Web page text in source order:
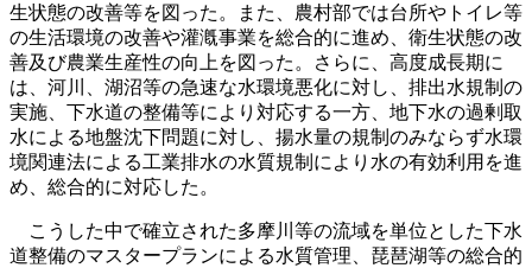
生状態の改善等を図った。また、農村部では台所やトイレ等
の生活環境の改善や灌漑事業を総合的に進め、衛生状態の改
善及び農業生産性の向上を図った。さらに、高度成長期に
は、河川、湖沼等の急速な水環境悪化に対し、排出水規制の
実施、下水道の整備等により対応する一方、地下水の過剰取
水による地盤沈下問題に対し、揚水量の規制のみならず水環
境関連法による工業排水の水質規制により水の有効利用を進
め、総合的に対応した。
こうした中で確立された多摩川等の流域を単位とした下水
道整備のマスタープランによる水質管理、琵琶湖等の総合的